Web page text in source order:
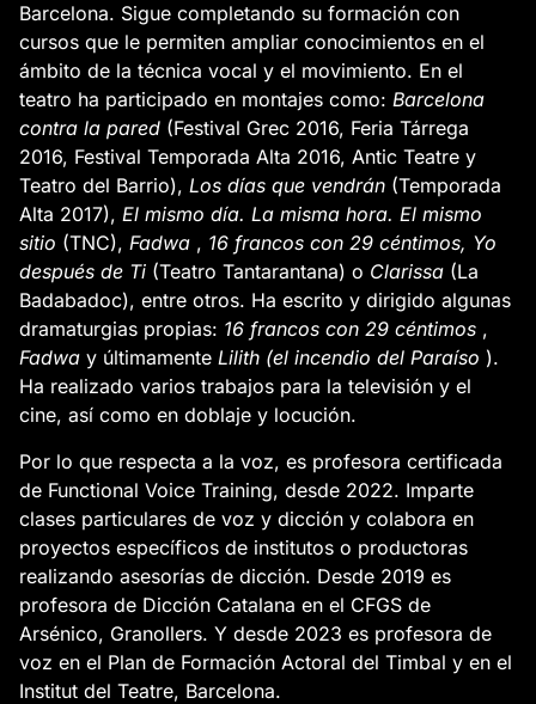
Barcelona. Sigue completando su formación con
cursos que le permiten ampliar conocimientos en el
ámbito de la técnica vocal y el movimiento. En el
teatro ha participado en montajes como: Barcelona
contra la pared (Festival Grec 2016, Feria Tárrega
2016, Festival Temporada Alta 2016, Antic Teatre y
Teatro del Barrio), Los días que vendrán (Temporada
Alta 2017), El mismo día. La misma hora. El mismo
sitio (TNC), Fadwa , 16 francos con 29 céntimos, Yo
después de Ti (Teatro Tantarantana) o Clarissa (La
Badabadoc), entre otros. Ha escrito y dirigido algunas
dramaturgias propias: 16 francos con 29 céntimos ,
Fadwa y últimamente Lilith (el incendio del Paraíso ).
Ha realizado varios trabajos para la televisión y el
cine, así como en doblaje y locución.
Por lo que respecta a la voz, es profesora certificada
de Functional Voice Training, desde 2022. Imparte
clases particulares de voz y dicción y colabora en
proyectos específicos de institutos o productoras
realizando asesorías de dicción. Desde 2019 es
profesora de Dicción Catalana en el CFGS de
Arsénico, Granollers. Y desde 2023 es profesora de
voz en el Plan de Formación Actoral del Timbal y en el
Institut del Teatre, Barcelona.